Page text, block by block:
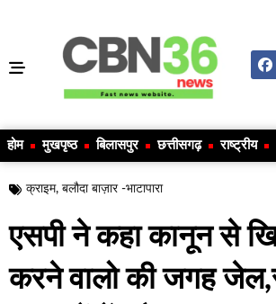
होम मुखपृष्ठ बिलासपुर छत्तीसगढ़ राष्ट्रीय
क्राइम, बलौदा बाज़ार -भाटापारा
एसपी ने कहा कानून से
करने वालो की जगह